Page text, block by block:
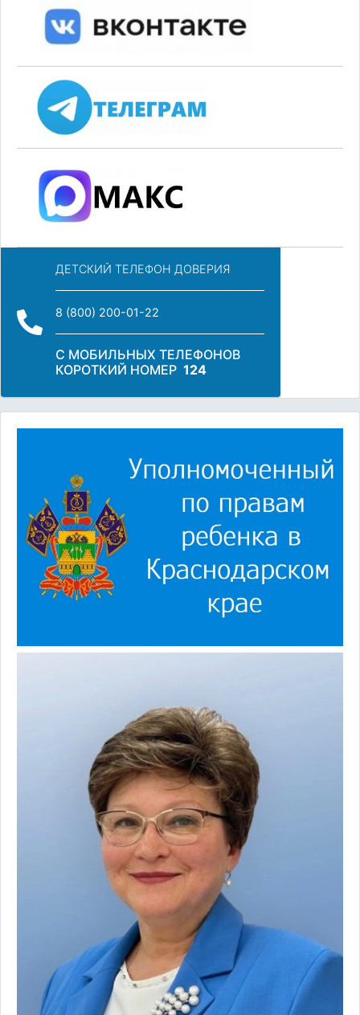
ДЕТСКИЙ ТЕЛЕФОН ДОВЕРИЯ
8 (800) 200-01-22
С МОБИЛЬНЫХ ТЕЛЕФОНОВ
КОРОТКИЙ НОМЕР 124